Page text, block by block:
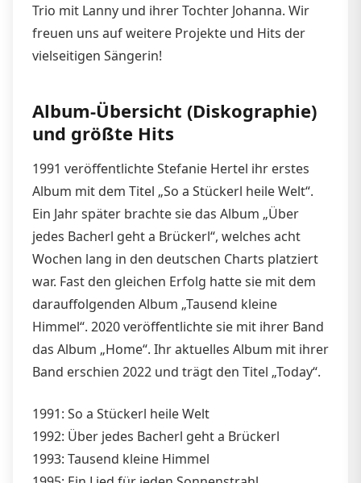
Trio mit Lanny und ihrer Tochter Johanna. Wir
freuen uns auf weitere Projekte und Hits der
vielseitigen Sängerin!
Album-Übersicht (Diskographie)
und größte Hits
1991 veröffentlichte Stefanie Hertel ihr erstes
Album mit dem Titel „So a Stückerl heile Welt“.
Ein Jahr später brachte sie das Album „Über
jedes Bacherl geht a Brückerl“, welches acht
Wochen lang in den deutschen Charts platziert
war. Fast den gleichen Erfolg hatte sie mit dem
darauffolgenden Album „Tausend kleine
Himmel“. 2020 veröffentlichte sie mit ihrer Band
das Album „Home“. Ihr aktuelles Album mit ihrer
Band erschien 2022 und trägt den Titel „Today“.
1991: So a Stückerl heile Welt
1992: Über jedes Bacherl geht a Brückerl
1993: Tausend kleine Himmel